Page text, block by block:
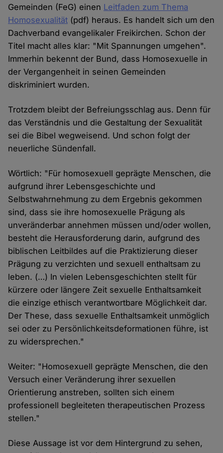
Gemeinden (FeG) einen Leitfaden zum Thema
Homosexualität (pdf) heraus. Es handelt sich um den
Dachverband evangelikaler Freikirchen. Schon der
Titel macht alles klar: "Mit Spannungen umgehen".
Immerhin bekennt der Bund, dass Homosexuelle in
der Vergangenheit in seinen Gemeinden
diskriminiert wurden.
Trotzdem bleibt der Befreiungsschlag aus. Denn für
das Verständnis und die Gestaltung der Sexualität
sei die Bibel wegweisend. Und schon folgt der
neuerliche Sündenfall.
Wörtlich: "Für homosexuell geprägte Menschen, die
aufgrund ihrer Lebensgeschichte und
Selbstwahrnehmung zu dem Ergebnis gekommen
sind, dass sie ihre homosexuelle Prägung als
unveränderbar annehmen müssen und/oder wollen,
besteht die Herausforderung darin, aufgrund des
biblischen Leitbildes auf die Praktizierung dieser
Prägung zu verzichten und sexuell enthaltsam zu
leben. (…) In vielen Lebensgeschichten stellt für
kürzere oder längere Zeit sexuelle Enthaltsamkeit
die einzige ethisch verantwortbare Möglichkeit dar.
Der These, dass sexuelle Enthaltsamkeit unmöglich
sei oder zu Persönlichkeitsdeformationen führe, ist
zu widersprechen."
Weiter: "Homosexuell geprägte Menschen, die den
Versuch einer Veränderung ihrer sexuellen
Orientierung anstreben, sollten sich einem
professionell begleiteten therapeutischen Prozess
stellen."
Diese Aussage ist vor dem Hintergrund zu sehen,